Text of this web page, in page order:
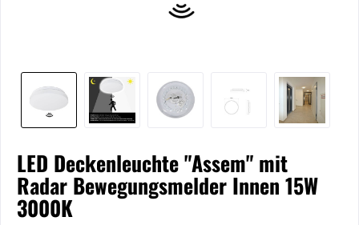
LED Deckenleuchte "Assem" mit
Radar Bewegungsmelder Innen 15W
3000K